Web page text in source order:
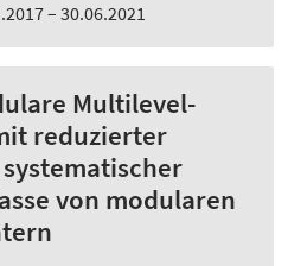
– 30.06.2021
Multilevel-
reduzierter
von modularen